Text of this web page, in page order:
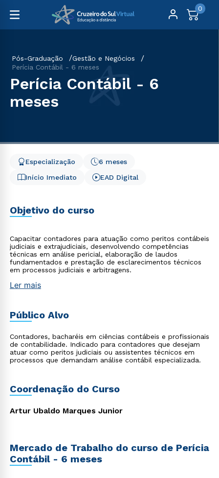
0
Pós-Graduação
Gestão e Negócios
Perícia Contábil - 6 meses
Perícia Contábil - 6
meses
Início Imediato
6 meses
Especialização
EAD Digital
Objetivo do curso
Capacitar contadores para atuação como peritos contábeis
judiciais e extrajudiciais, desenvolvendo competências
técnicas em análise pericial, elaboração de laudos
fundamentados e prestação de esclarecimentos técnicos
em processos judiciais e arbitragens.
Ler mais
Público Alvo
Contadores, bacharéis em ciências contábeis e profissionais
de contabilidade. Indicado para contadores que desejam
atuar como peritos judiciais ou assistentes técnicos em
processos que demandam análise contábil especializada.
Coordenação do Curso
Artur Ubaldo Marques Junior
Mercado de Trabalho do curso de Perícia
Contábil - 6 meses